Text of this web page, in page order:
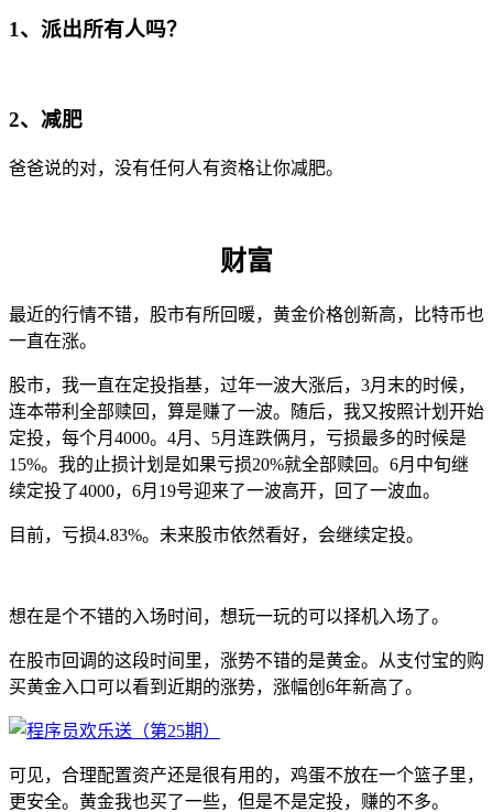
1、派出所有人吗？
2、减肥
爸爸说的对，没有任何人有资格让你减肥。
财富
最近的行情不错，股市有所回暖，黄金价格创新高，比特币也
一直在涨。
股市，我一直在定投指基，过年一波大涨后，3月末的时候，
连本带利全部赎回，算是赚了一波。随后，我又按照计划开始
定投，每个月4000。4月、5月连跌俩月，亏损最多的时候是
15%。我的止损计划是如果亏损20%就全部赎回。6月中旬继
续定投了4000，6月19号迎来了一波高开，回了一波血。
目前，亏损4.83%。未来股市依然看好，会继续定投。
想在是个不错的入场时间，想玩一玩的可以择机入场了。
在股市回调的这段时间里，涨势不错的是黄金。从支付宝的购
买黄金入口可以看到近期的涨势，涨幅创6年新高了。
可见，合理配置资产还是很有用的，鸡蛋不放在一个篮子里，
更安全。黄金我也买了一些，但是不是定投，赚的不多。